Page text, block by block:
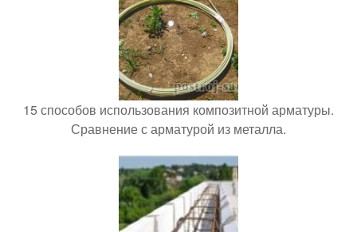
15 способов использования композитной арматуры.
Сравнение с арматурой из металла.